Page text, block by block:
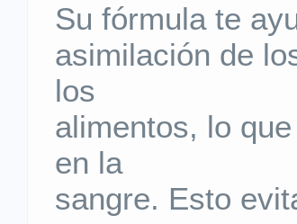
Su fórmula te
asimilación de
los
alimentos, lo
en la
sangre. Esto